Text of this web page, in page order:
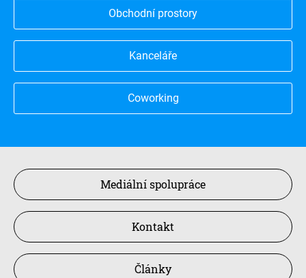
Obchodní prostory
Kanceláře
Coworking
Mediální spolupráce
Kontakt
Články